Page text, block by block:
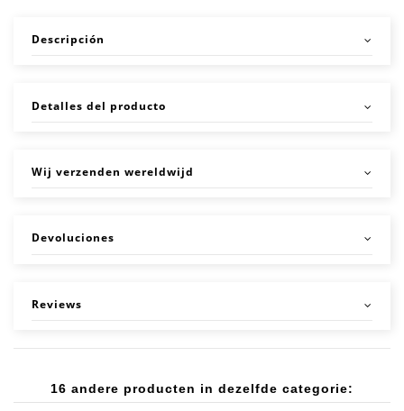
Descripción
Detalles del producto
Wij verzenden wereldwijd
Devoluciones
Reviews
16 andere producten in dezelfde categorie: